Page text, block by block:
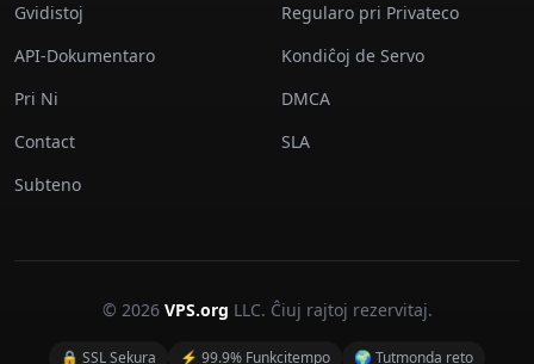
Gvidistoj
API-Dokumentaro
Pri Ni
Contact
Subteno
Regularo pri Privateco
Kondiĉoj de Servo
DMCA
SLA
© 2026 VPS.org LLC. Ĉiuj rajtoj rezervitaj.
🔒 SSL Sekura ⚡ 99.9% Funkcitempo 🌍 Tutmonda reto